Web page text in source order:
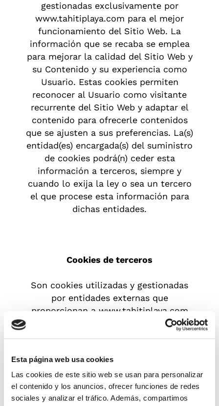
Esta página web usa cookies
Las cookies de este sitio web se usan para personalizar
el contenido y los anuncios, ofrecer funciones de redes
sociales y analizar el tráfico. Además, compartimos
gestionadas exclusivamente por
www.tahitiplaya.com para el mejor
funcionamiento del Sitio Web. La
información que se recaba se emplea
para mejorar la calidad del Sitio Web y
su Contenido y su experiencia como
Usuario. Estas cookies permiten
reconocer al Usuario como visitante
recurrente del Sitio Web y adaptar el
contenido para ofrecerle contenidos
que se ajusten a sus preferencias. La(s)
entidad(es) encargada(s) del suministro
de cookies podrá(n) ceder esta
información a terceros, siempre y
cuando lo exija la ley o sea un tercero
el que procese esta información para
dichas entidades.
Cookies de terceros
Son cookies utilizadas y gestionadas
por entidades externas que
proporcionan a www.tahitiplaya.com
servicios solicitados por este mismo
Sitio Web. Los principales objetivos
para los que se utilizan cookies de
terceros son la obtención de
estadísticas de accesos y analizar la